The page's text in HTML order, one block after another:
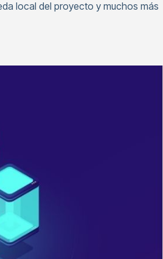
local del proyecto y muchos más